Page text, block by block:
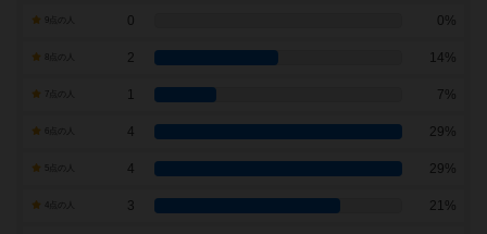
0 0%
2 14%
7点の人 1 7%
4 29%
4 29%
3 21%